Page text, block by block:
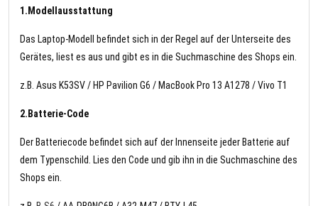
1.Modellausstattung
Das Laptop-Modell befindet sich in der Regel auf der Unterseite des
Gerätes, liest es aus und gibt es in die Suchmaschine des Shops ein.
z.B. Asus K53SV / HP Pavilion G6 / MacBook Pro 13 A1278 / Vivo T1
2.Batterie-Code
Der Batteriecode befindet sich auf der Innenseite jeder Batterie auf
dem Typenschild. Lies den Code und gib ihn in die Suchmaschine des
Shops ein.